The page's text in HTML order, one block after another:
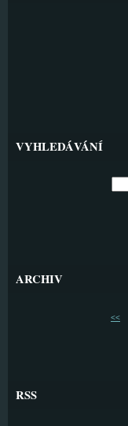
VYHLEDÁVÁNÍ
ARCHIV
<<
RSS